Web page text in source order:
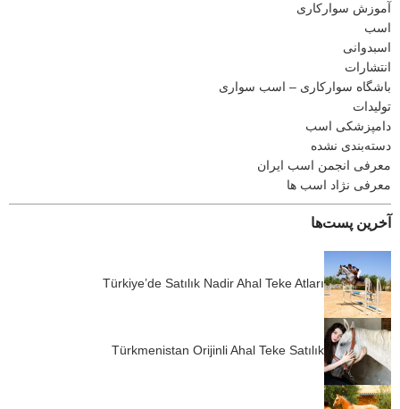
آموزش سوارکاری
اسب
اسبدوانی
انتشارات
باشگاه سوارکاری – اسب سواری
تولیدات
دامپزشکی اسب
دسته‌بندی نشده
معرفی انجمن اسب ایران
معرفی نژاد اسب ها
آخرین پست‌ها
Türkiye’de Satılık Nadir Ahal Teke Atları
Türkmenistan Orijinli Ahal Teke Satılık